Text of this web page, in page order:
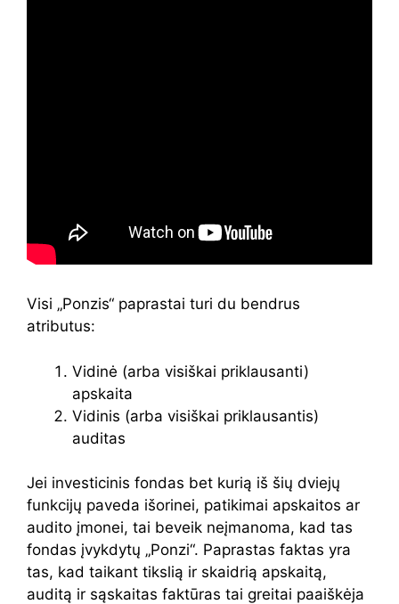
Visi „Ponzis“ paprastai turi du bendrus
atributus:
Vidinė (arba visiškai priklausanti)
apskaita
Vidinis (arba visiškai priklausantis)
auditas
Jei investicinis fondas bet kurią iš šių dviejų
funkcijų paveda išorinei, patikimai apskaitos ar
audito įmonei, tai beveik neįmanoma, kad tas
fondas įvykdytų „Ponzi“. Paprastas faktas yra
tas, kad taikant tikslią ir skaidrią apskaitą,
auditą ir sąskaitas faktūras tai greitai paaiškėja